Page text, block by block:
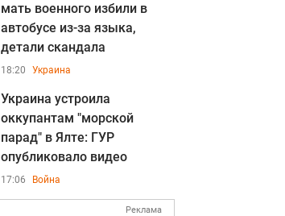
мать военного избили в
автобусе из-за языка,
детали скандала
18:20 Украина
Украина устроила
оккупантам "морской
парад" в Ялте: ГУР
опубликовало видео
17:06 Война
Реклама